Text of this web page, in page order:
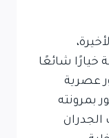
خيارًا شائعًا
عصرية
بمرونته